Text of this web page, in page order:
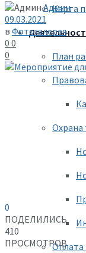
Карта
План
Охрана
Оплата
Админ
09.03.2021
в Фотогалерея
0 0
0
0
ПОДЕЛИЛИСЬ
410
ПРОСМОТРОВ